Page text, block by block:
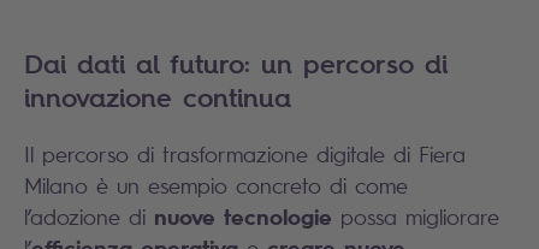
Dai dati al futuro: un percorso di
innovazione continua
Il percorso di trasformazione digitale di Fiera
Milano è un esempio concreto di come
l’adozione di nuove tecnologie possa migliorare